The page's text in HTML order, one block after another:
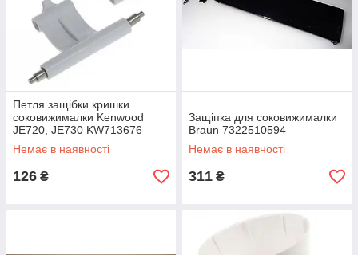
Петля защібки кришки
соковижималки Kenwood
JE720, JE730 KW713676
Немає в наявності
126 ₴
Защіпка для соковижималки
Braun 7322510594
Немає в наявності
311 ₴